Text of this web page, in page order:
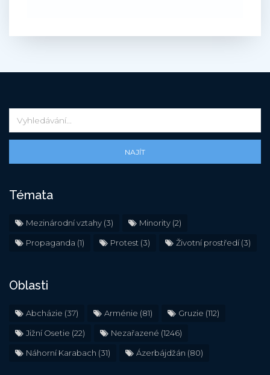
NAJÍT
Témata
Mezinárodní vztahy (3) Minority (2)
Propaganda (1) Protest (3) Životní prostředí(3)
Oblasti
Abcházie (37) Arménie (81) Gruzie (112)
Jižní Osetie (22) Nezařazené (1246)
Náhorní Karabach (31) Ázerbájdžán (80)